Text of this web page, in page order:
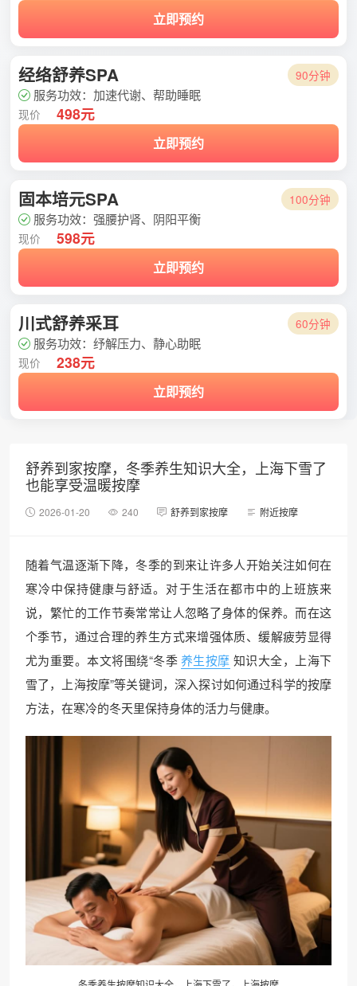
立即预约
经络舒养SPA 90分钟
服务功效：加速代谢、帮助睡眠
现价 498元
立即预约
固本培元SPA 100分钟
服务功效：强腰护肾、阴阳平衡
现价 598元
立即预约
川式舒养采耳 60分钟
服务功效：纾解压力、静心助眠
现价 238元
立即预约
舒养到家按摩，冬季养生知识大全，上海下雪了
也能享受温暖按摩
2026-01-20 240 舒养到家按摩 附近按摩
随着气温逐渐下降，冬季的到来让许多人开始关注如何在
寒冷中保持健康与舒适。对于生活在都市中的上班族来
说，繁忙的工作节奏常常让人忽略了身体的保养。而在这
个季节，通过合理的养生方式来增强体质、缓解疲劳显得
尤为重要。本文将围绕“冬季养生按摩 知识大全，上海下
雪了，上海按摩”等关键词，深入探讨如何通过科学的按摩
方法，在寒冷的冬天里保持身体的活力与健康。